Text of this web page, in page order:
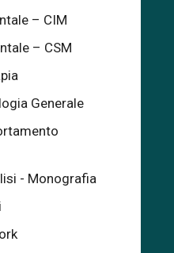
– CIM
– CSM
Generale
- Monografia